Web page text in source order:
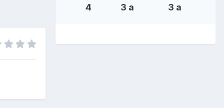
4 3 a 3 a